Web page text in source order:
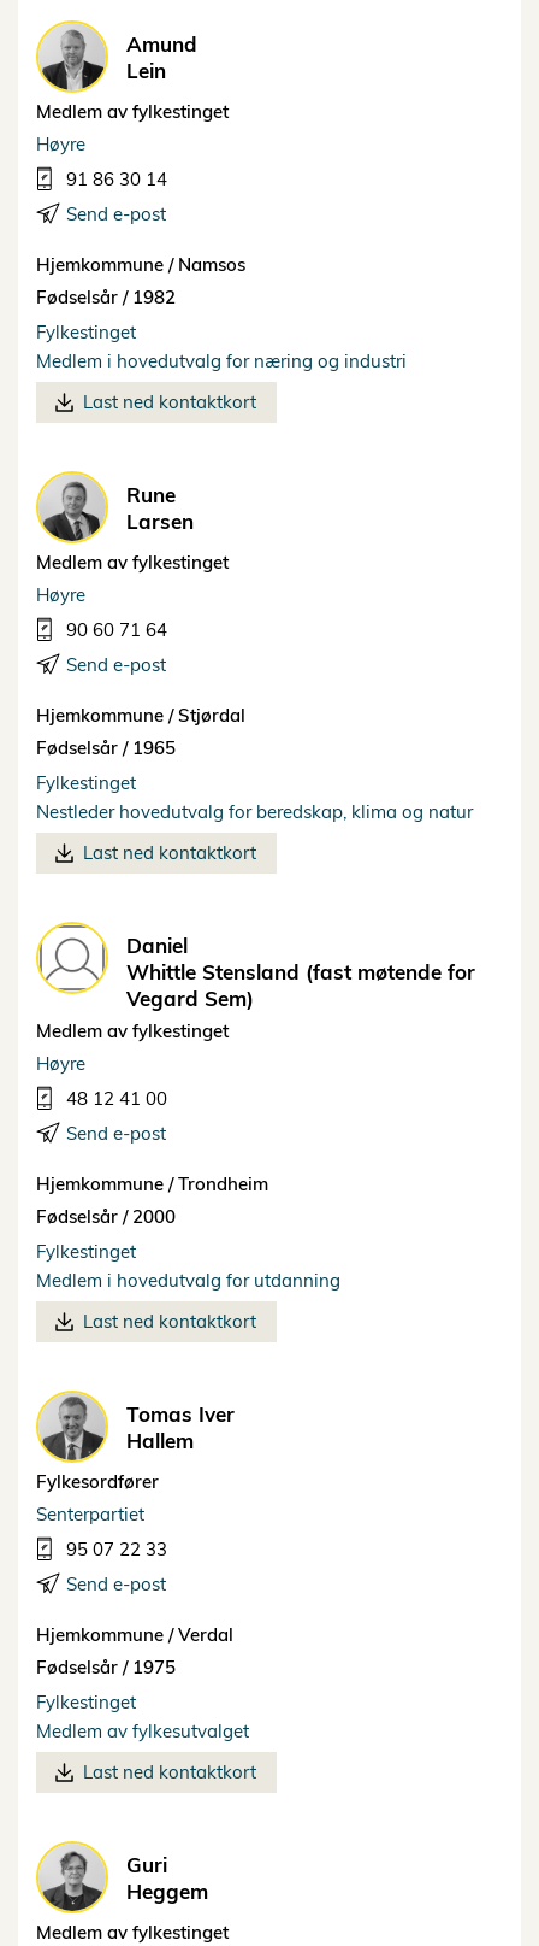
Amund
Lein
Medlem av fylkestinget
Høyre
91 86 30 14
Send e-post
Hjemkommune / Namsos
Fødselsår / 1982
Fylkestinget
Medlem i hovedutvalg for næring og industri
Last ned kontaktkort
Rune
Larsen
Medlem av fylkestinget
Høyre
90 60 71 64
Send e-post
Hjemkommune /Stjørdal
Fødselsår / 1965
Fylkestinget
Nestleder hovedutvalg for beredskap, klima og natur
Last ned kontaktkort
Daniel
Whittle Stensland (fast møtende for
Vegard Sem)
Medlem av fylkestinget
Høyre
48 12 41 00
Send e-post
Hjemkommune /Trondheim
Fødselsår / 2000
Fylkestinget
Medlem i hovedutvalg for utdanning
Last ned kontaktkort
Tomas Iver
Hallem
Fylkesordfører
Senterpartiet
95 07 22 33
Send e-post
Hjemkommune /Verdal
Fødselsår / 1975
Fylkestinget
Medlem av fylkesutvalget
Last ned kontaktkort
Guri
Heggem
Medlem av fylkestinget